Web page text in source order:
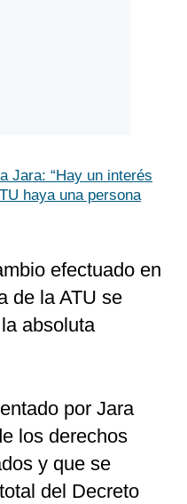
Jara: “Hay un interés
haya una persona
efectuado en
de la ATU se
absoluta
por Jara
los derechos
y que se
del Decreto